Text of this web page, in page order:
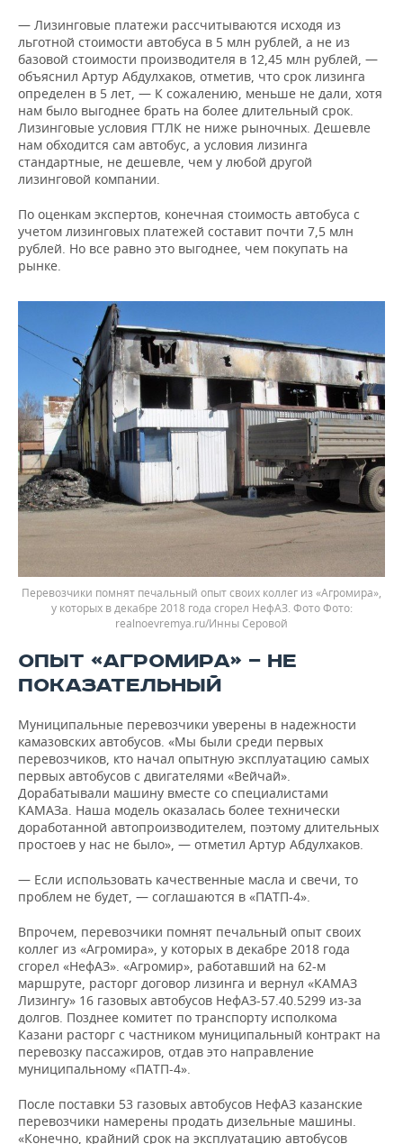
— Лизинговые платежи рассчитываются исходя из
льготной стоимости автобуса в 5 млн рублей, а не из
базовой стоимости производителя в 12,45 млн рублей, —
объяснил Артур Абдулхаков, отметив, что срок лизинга
определен в 5 лет, — К сожалению, меньше не дали, хотя
нам было выгоднее брать на более длительный срок.
Лизинговые условия ГТЛК не ниже рыночных. Дешевле
нам обходится сам автобус, а условия лизинга
стандартные, не дешевле, чем у любой другой
лизинговой компании.
По оценкам экспертов, конечная стоимость автобуса с
учетом лизинговых платежей составит почти 7,5 млн
рублей. Но все равно это выгоднее, чем покупать на
рынке.
Перевозчики помнят печальный опыт своих коллег из «Агромира»,
у которых в декабре 2018 года сгорел НефАЗ. Фото
realnoevremya.ru/Инны Серовой
ОПЫТ «АГРОМИРА» — НЕ
ПОКАЗАТЕЛЬНЫЙ
Муниципальные перевозчики уверены в надежности
камазовских автобусов. «Мы были среди первых
перевозчиков, кто начал опытную эксплуатацию самых
первых автобусов с двигателями «Вейчай».
Дорабатывали машину вместе со специалистами
КАМАЗа. Наша модель оказалась более технически
доработанной автопроизводителем, поэтому длительных
простоев у нас не было», — отметил Артур Абдулхаков.
— Если использовать качественные масла и свечи, то
проблем не будет, — соглашаются в «ПАТП-4».
Впрочем, перевозчики помнят печальный опыт своих
коллег из «Агромира», у которых в декабре 2018 года
сгорел «НефАЗ». «Агромир», работавший на 62-м
маршруте, расторг договор лизинга и вернул «КАМАЗ
Лизингу» 16 газовых автобусов НефАЗ-57.40.5299 из-за
долгов. Позднее комитет по транспорту исполкома
Казани расторг с частником муниципальный контракт на
перевозку пассажиров, отдав это направление
муниципальному «ПАТП-4».
После поставки 53 газовых автобусов НефАЗ казанские
перевозчики намерены продать дизельные машины.
«Конечно, крайний срок на эксплуатацию автобусов